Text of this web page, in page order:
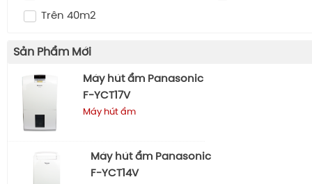
Trên 40m2
Sản Phẩm Mới
Máy hút ẩm Panasonic
F-YCT17V
Máy hút ẩm
Máy hút ẩm Panasonic
F-YCT14V